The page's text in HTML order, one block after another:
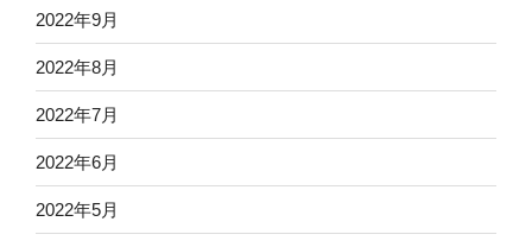
2022年9月
2022年8月
2022年7月
2022年6月
2022年5月